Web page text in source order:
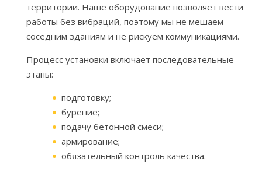
территории. Наше оборудование позволяет вести
работы без вибраций, поэтому мы не мешаем
соседним зданиям и не рискуем коммуникациями.
Процесс установки включает последовательные
этапы:
подготовку;
бурение;
подачу бетонной смеси;
армирование;
обязательный контроль качества.